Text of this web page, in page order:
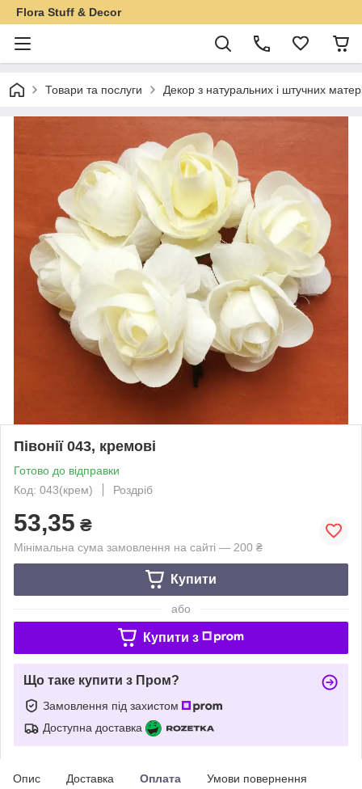
Flora Stuff & Decor
Товари та послуги Декор з натуральних і штучних
Півонії 043, кремові
Готово до відправки
Код: 043(крем)
Роздріб
53,35 ₴
Мінімальна сума замовлення на сайті — 200 ₴
Купити
або
Купити з
Що таке купити з Пром?
Замовлення під захистом
Доступна доставка
Опис Доставка Оплата Умови повернення